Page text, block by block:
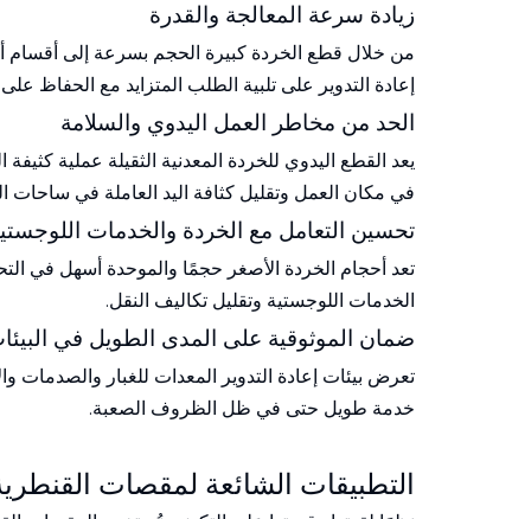
زيادة سرعة المعالجة والقدرة
من خلال قطع الخردة كبيرة الحجم بسرعة إلى أقسام
إعادة التدوير على تلبية الطلب المتزايد مع الحفاظ
الحد من مخاطر العمل اليدوي والسلامة
يعد القطع اليدوي للخردة المعدنية الثقيلة عملية
في مكان العمل وتقليل كثافة اليد العاملة في ساحات
تحسين التعامل مع الخردة والخدمات
تعد أحجام الخردة الأصغر حجمًا والموحدة أسهل في
الخدمات اللوجستية وتقليل تكاليف النقل.
ضمان الموثوقية على المدى الطويل في
تعرض بيئات إعادة التدوير المعدات للغبار والصدمات
خدمة طويل حتى في ظل الظروف الصعبة.
التطبيقات الشائعة لمقصات